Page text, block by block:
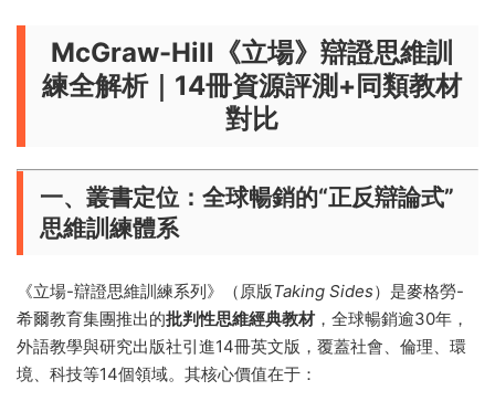
McGraw-Hill《立場》辯證思維訓
練全解析｜14冊資源評測+同類教材
對比
一、叢書定位：全球暢銷的“正反辯論式”
思維訓練體系
《立場-辯證思維訓練系列》（原版Taking Sides）是麥格勞-
希爾教育集團推出的批判性思維經典教材，全球暢銷逾30年，
外語教學與研究出版社引進14冊英文版，覆蓋社會、倫理、環
境、科技等14個領域。其核心價值在于：